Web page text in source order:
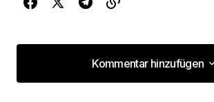
Kommentar hinzufügen
Kommentar hinzufügen